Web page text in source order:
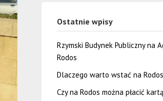
Ostatnie wpisy
Rzymski Budynek Publiczny na
Rodos
Dlaczego warto wstać na
Czy na Rodos można płacić